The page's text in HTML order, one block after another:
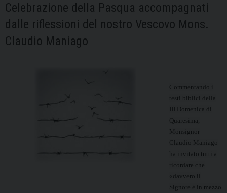
Celebrazione della Pasqua accompagnati
dalle riflessioni del nostro Vescovo Mons.
Claudio Maniago
Commentando i
testi biblici della
III Domenica di
Quaresima,
Monsignor
Claudio Maniago
ha invitato tutti a
ricordare che
«davvero il
Signore è in mezzo